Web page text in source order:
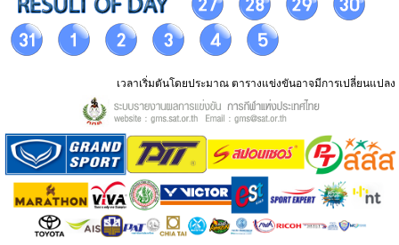
เวลาเริ่มตันโดยประมาณ ตารางแข่งขันอาจมีการเปลี่ยนแปลง